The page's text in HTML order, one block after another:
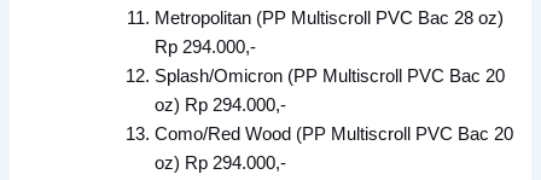
Metropolitan (PP Multiscroll PVC Bac 28 oz)
Rp 294.000,-
Splash/Omicron (PP Multiscroll PVC Bac 20
oz) Rp 294.000,-
Como/Red Wood (PP Multiscroll PVC Bac 20
oz) Rp 294.000,-